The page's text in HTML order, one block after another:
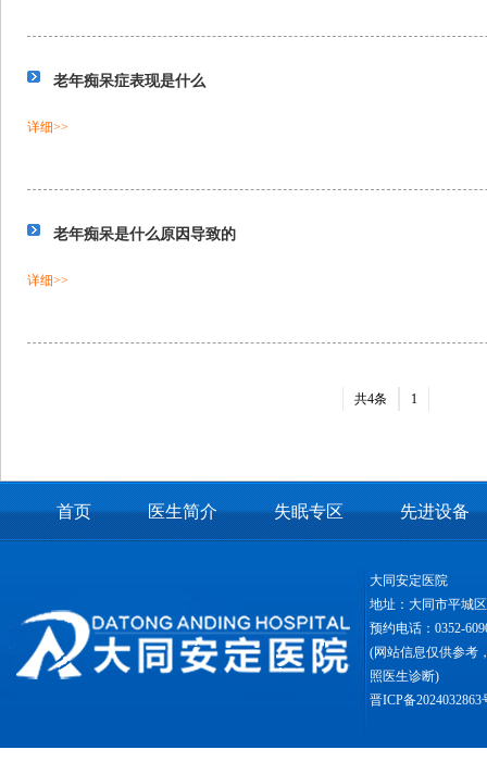
老年痴呆症表现是什么
详细>>
老年痴呆是什么原因导致的
详细>>
共4条 1
首页 医生简介 失眠专区 先进设备
大同安定医院
地址：大同市平城
预约电话：0352-
(网站信息仅供参考
照医生诊断)
晋ICP备2024032863